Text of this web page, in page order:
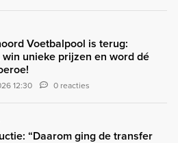
Voetbalpool is terug:
unieke prijzen en word dé
12:30 0 reacties
“Daarom ging de transfer